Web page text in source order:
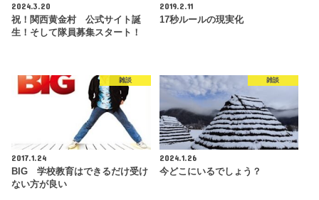
2024.3.20
祝！関西黄金村 公式サイト誕
生！そして隊員募集スタート！
2019.2.11
17秒ルールの現実化
雑談
2017.1.24
BIG 学校教育はできるだけ受け
ない方が良い
雑談
2024.1.26
今どこにいるでしょう？